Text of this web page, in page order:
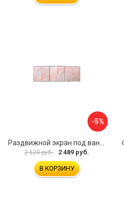
-5%
2 620 руб. 2 489 руб.
В КОРЗИНУ